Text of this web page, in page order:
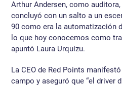
Arthur Andersen, como
concluyó con un salto a un
90 como era la automatización
lo que hoy conocemos como
apuntó Laura Urquizu.
La CEO de Red Points
campo y aseguró que “el driver